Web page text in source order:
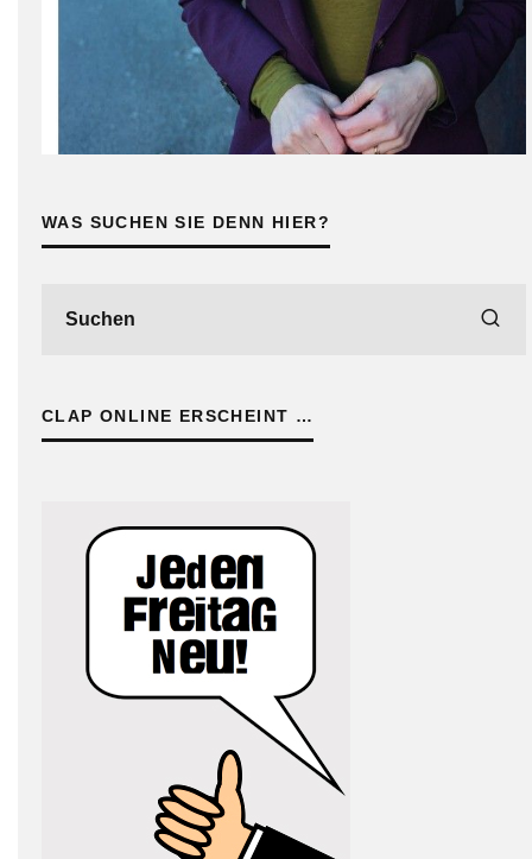
WAS SUCHEN SIE DENN HIER?
CLAP ONLINE ERSCHEINT …